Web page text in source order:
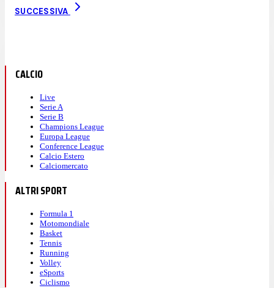
SUCCESSIVA
CALCIO
Live
Serie A
Serie B
Champions League
Europa League
Conference League
Calcio Estero
Calciomercato
ALTRI SPORT
Formula 1
Motomondiale
Basket
Tennis
Running
Volley
eSports
Ciclismo